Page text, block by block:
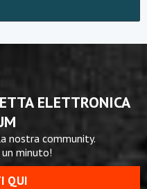
ELETTRONICA
nostra community.
minuto!
QUI